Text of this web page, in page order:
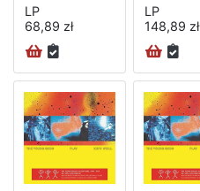
LP
68,89 zł
LP
148,89 zł